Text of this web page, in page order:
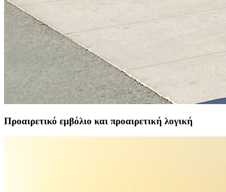
Προαιρετικό εμβόλιο και προαιρετική λογική